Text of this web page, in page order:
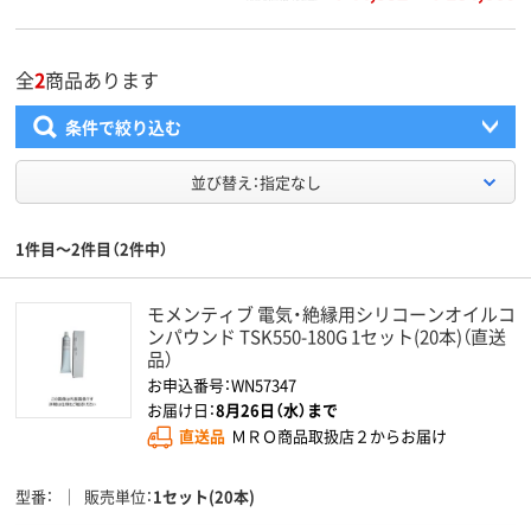
全2商品あります
条件で絞り込む
並び替え：指定なし
1件目～2件目（2件中）
モメンティブ 電気・絶縁用シリコーンオイルコ
ンパウンド TSK550-180G 1セット(20本)（直送
品）
お申込番号：WN57347
お届け日：8月26日（水）まで
直送品 ＭＲＯ商品取扱店２からお届け
型番 販売単位 1セット(20本)